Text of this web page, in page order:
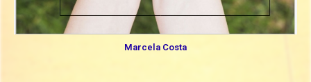
Marcela Costa